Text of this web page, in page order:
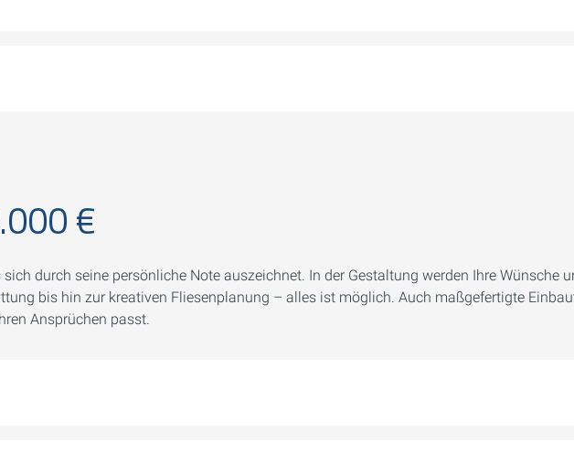
€
durch seine persönliche Note auszeichnet. In der Gestaltung werden Ihre Wünsche
bis hin zur kreativen Fliesenplanung – alles ist möglich. Auch maßgefertigte
Ansprüchen passt.